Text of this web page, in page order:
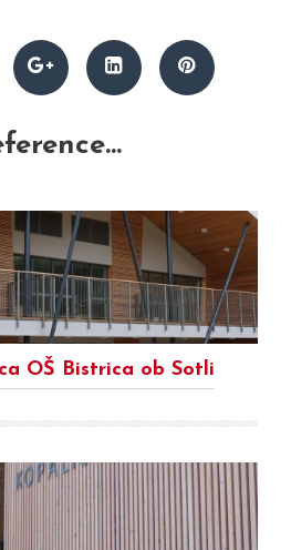
OŠ Bistrica ob Sotli